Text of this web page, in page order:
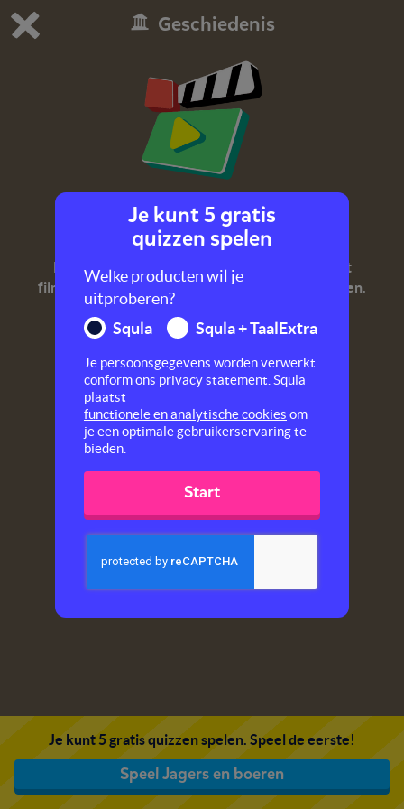
Dit is de gratis demo van Squla.
Bestel nu
0 1
Geschiedenis
Jagers en boeren
Mensen in de steentijd. Dat is lang geleden! Dit
filmpje vertelt je meer over de jagers en de boeren.
Je kunt 5 gratis quizzen spelen. Speel de eerste!
Speel Jagers en boeren
Je kunt 5 gratis
quizzen spelen
Welke producten wil je
uitproberen?
Squla
Squla + TaalExtra
Je persoonsgegevens worden verwerkt
conform ons privacy statement . Squla
plaatst
functionele en analytische cookies om
je een optimale gebruikerservaring te
bieden.
Start